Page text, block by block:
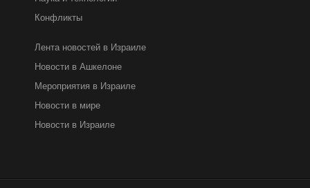
Конфликты
Лента новостей в Израиле
Новости в Ашкелоне
Мероприятия в Израиле
Новости в мире
Новости в Израиле